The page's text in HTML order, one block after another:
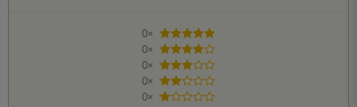
0×
5 hvězdiček
0×
4 hvězdičky
0×
3 hvězdičky
0×
2 hvězdičky
0×
1 hvezdička